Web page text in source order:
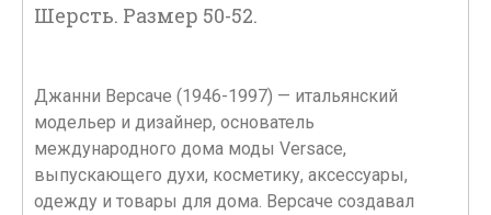
Шерсть. Размер 50-52.
Джанни Версаче (1946-1997) — итальянский
модельер и дизайнер, основатель
международного дома моды Versace,
выпускающего духи, косметику, аксессуары,
одежду и товары для дома. Версаче создавал